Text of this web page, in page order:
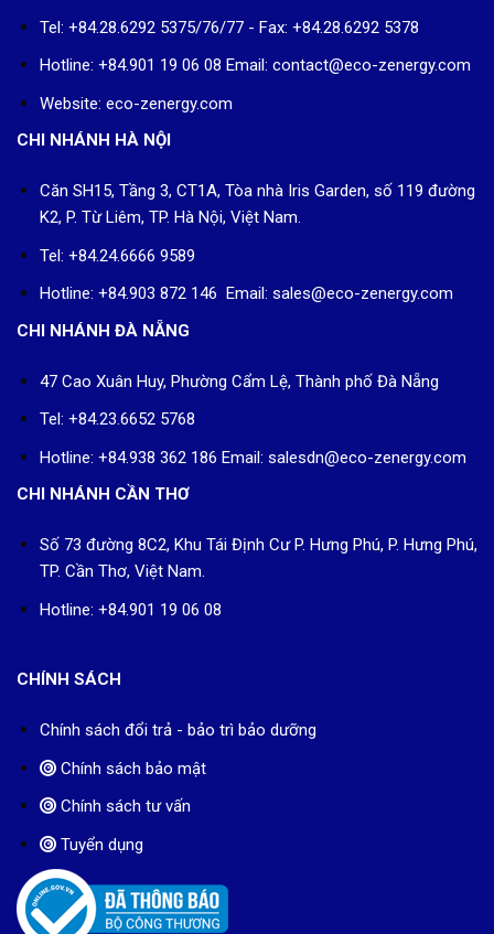
Tel: +84.28.6292 5375/76/77 - Fax: +84.28.6292 5378
Hotline: +84.901 19 06 08 Email: contact@eco-zenergy.com
Website: eco-zenergy.com
CHI NHÁNH HÀ NỘI
Căn SH15, Tầng 3, CT1A, Tòa nhà Iris Garden, số 119 đường
K2, P. Từ Liêm, TP. Hà Nội, Việt Nam.
Tel: +84.24.6666 9589
Hotline: +84.903 872 146 Email: sales@eco-zenergy.com
CHI NHÁNH ĐÀ NẴNG
47 Cao Xuân Huy, Phường Cẩm Lệ, Thành phố Đà Nẵng
Tel: +84.23.6652 5768
Hotline: +84.938 362 186 Email: salesdn@eco-zenergy.com
CHI NHÁNH CẦN THƠ
Số 73 đường 8C2, Khu Tái Định Cư P. Hưng Phú, P. Hưng Phú,
TP. Cần Thơ, Việt Nam.
Hotline: +84.901 19 06 08
CHÍNH SÁCH
Chính sách đổi trả - bảo trì bảo dưỡng
Chính sách bảo mật
Chính sách tư vấn
Tuyển dụng